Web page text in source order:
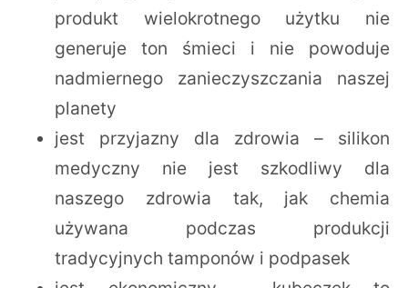
produkt wielokrotnego użytku nie
generuje ton śmieci i nie powoduje
nadmiernego zanieczyszczania naszej
planety
jest przyjazny dla zdrowia – silikon
medyczny nie jest szkodliwy dla
naszego zdrowia tak, jak chemia
używana podczas produkcji
tradycyjnych tamponów i podpasek